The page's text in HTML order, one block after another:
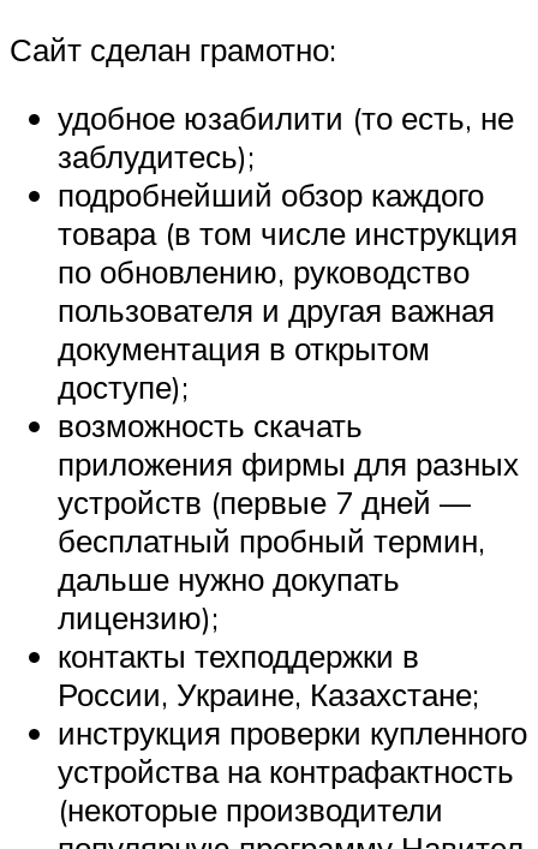
Сайт сделан грамотно:
удобное юзабилити (то есть, не
заблудитесь);
подробнейший обзор каждого
товара (в том числе инструкция
по обновлению, руководство
пользователя и другая важная
документация в открытом
доступе);
возможность скачать
приложения фирмы для разных
устройств (первые 7 дней —
бесплатный пробный термин,
дальше нужно докупать
лицензию);
контакты техподдержки в
России, Украине, Казахстане;
инструкция проверки купленного
устройства на контрафактность
(некоторые производители